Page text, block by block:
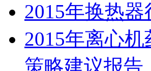
2015年换热
2015年离心
策略建议报告